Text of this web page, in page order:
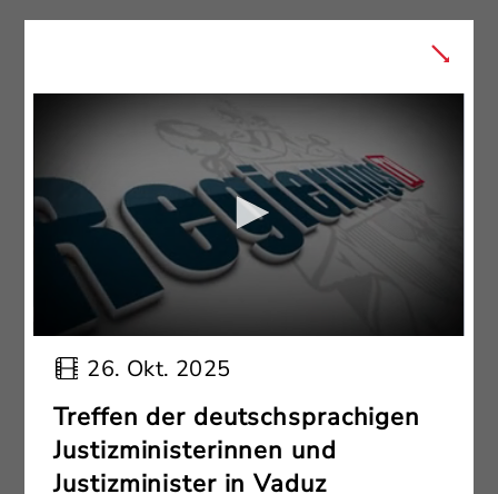
26. Okt. 2025
Treffen der deutschsprachigen
Justizministerinnen und
Justizminister in Vaduz